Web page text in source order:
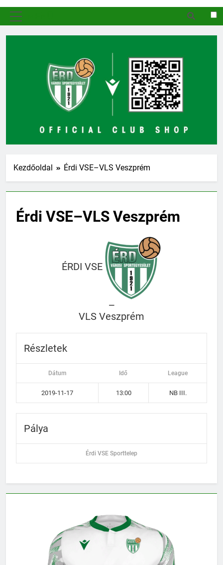
Kezdőoldal Érdi VSE–VLS Veszprém
Érdi VSE–VLS Veszprém
ÉRDI VSE
—
VLS Veszprém
Részletek
Dátum Idő League
2019-11-17 13:00 NB III.
Pálya
Érdi VSE Sporttelep